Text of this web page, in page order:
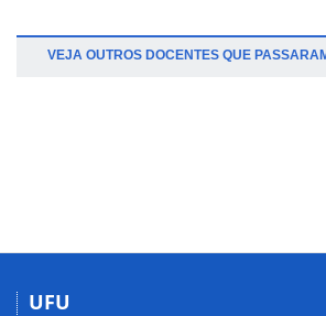
VEJA OUTROS DOCENTES QUE
UFU